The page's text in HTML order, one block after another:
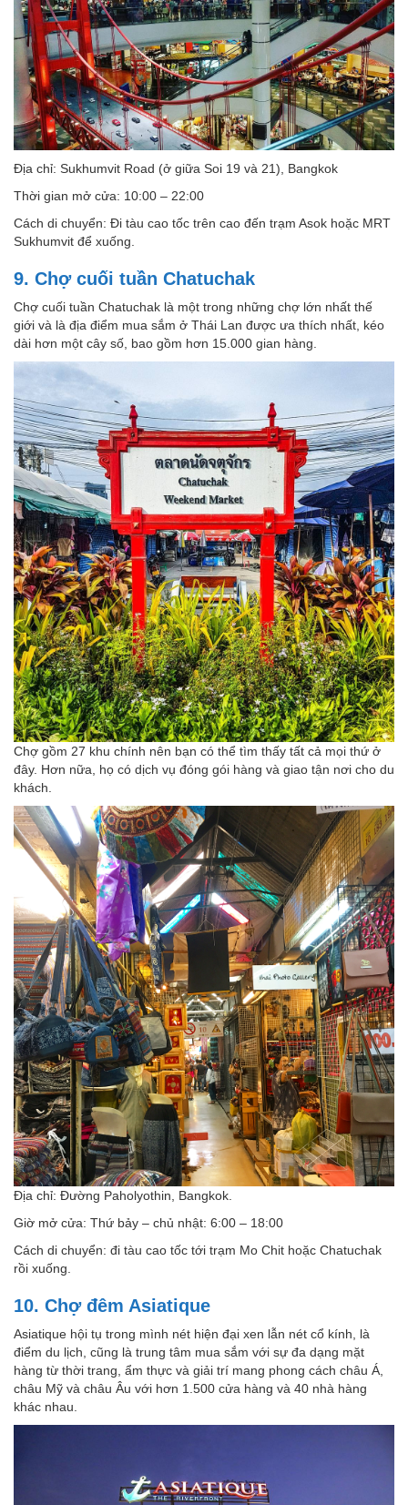
Địa chỉ: Sukhumvit Road (ở giữa Soi 19 và 21), Bangkok
Thời gian mở cửa: 10:00 – 22:00
Cách di chuyển: Đi tàu cao tốc trên cao đến trạm Asok hoặc MRT
Sukhumvit để xuống.
9. Chợ cuối tuần Chatuchak
Chợ cuối tuần Chatuchak là một trong những chợ lớn nhất thế
giới và là địa điểm mua sắm ở Thái Lan được ưa thích nhất, kéo
dài hơn một cây số, bao gồm hơn 15.000 gian hàng.
Chợ gồm 27 khu chính nên bạn có thể tìm thấy tất cả mọi thứ ở
đây. Hơn nữa, họ có dịch vụ đóng gói hàng và giao tận nơi cho du
khách.
Địa chỉ: Đường Paholyothin, Bangkok.
Giờ mở cửa: Thứ bảy – chủ nhật: 6:00 – 18:00
Cách di chuyển: đi tàu cao tốc tới trạm Mo Chit hoặc Chatuchak
rồi xuống.
10. Chợ đêm Asiatique
Asiatique hội tụ trong mình nét hiện đại xen lẫn nét cổ kính, là
điểm du lịch, cũng là trung tâm mua sắm với sự đa dạng mặt
hàng từ thời trang, ẩm thực và giải trí mang phong cách châu Á,
châu Mỹ và châu Âu với hơn 1.500 cửa hàng và 40 nhà hàng
khác nhau.